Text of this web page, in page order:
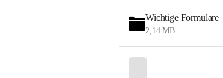
Wichtige Formulare
2,14 MB